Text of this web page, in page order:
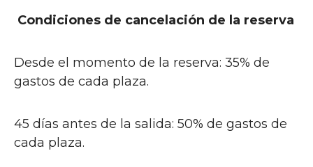
Condiciones de cancelación de la reserva
Desde el momento de la reserva: 35% de
gastos de cada plaza.
45 días antes de la salida: 50% de gastos de
cada plaza.